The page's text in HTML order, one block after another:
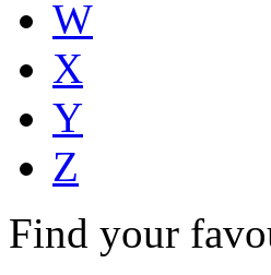
W
X
Y
Z
Find your